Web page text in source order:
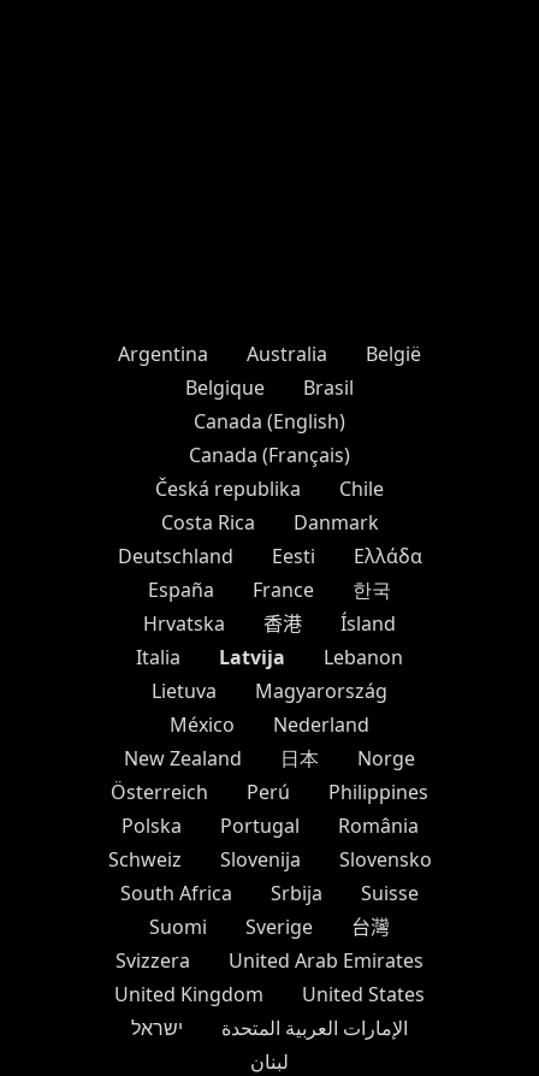
Argentina Australia
België
Belgique
Brasil
Canada (English)
Canada (Français)
Česká republika
Chile
Costa Rica
Danmark
Deutschland
Eesti
Ελλάδα
España
France
한국
Hrvatska
香港
Ísland
Italia
Latvija
Lebanon
Lietuva
Magyarország
México
Nederland
New Zealand
日本
Norge
Österreich
Perú
Philippines
Polska
Portugal
România
Schweiz
Slovenija
Slovensko
South Africa
Srbija
Suisse
Suomi
Sverige
台灣
Svizzera
United Arab Emirates
United Kingdom
United States
ישראל
الإمارات العربية المتحدة
لبنان